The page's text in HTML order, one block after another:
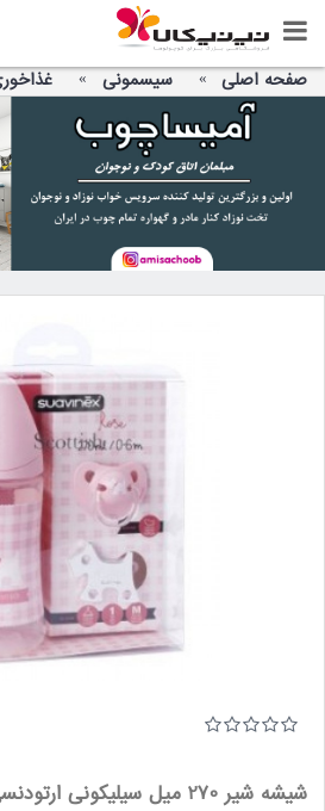
آدرس صفحه
توییتر
صفحه اصلی سیسمونی
شیشه شیر 270 میل